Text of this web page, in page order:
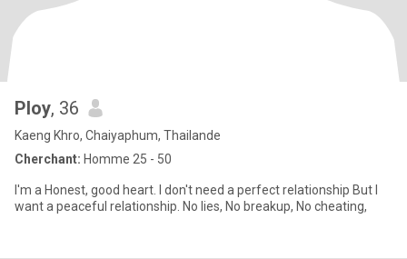
Ploy, 36
Kaeng Khro, Chaiyaphum, Thailande
Cherchant: Homme 25 - 50
I'm a Honest, good heart. I don't need a perfect relationship But I
want a peaceful relationship. No lies, No breakup, No cheating,